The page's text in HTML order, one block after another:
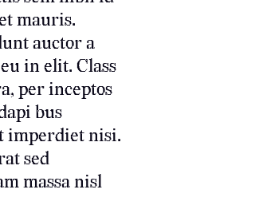
mauris.
auctor a
in elit. Class
per inceptos
bus
imperdiet nisi.
sed
massa nisl